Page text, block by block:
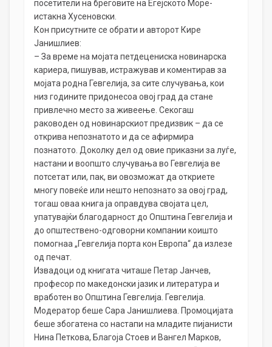
посетители на бреговите на Егејското Море-
истакна Хусеновски.
Кон присутните се обрати и авторот Кире
Јанишлиев:
– За време на мојата петдецениска новинарска
кариера, пишував, истражував и коментирав за
мојата родна Гевгелија, за сите случувања, кои
низ годините придонесоа овој град да стане
привлечно место за живеење. Секогаш
раководен од новинарскиот предизвик – да се
открива непознатото и да се афирмира
познатото. Доколку дел од овие приказни за луѓе,
настани и воопшто случувања во Гевгелија ве
потсетат или, пак, ви овозможат да откриете
многу повеќе или нешто непознато за овој град,
тогаш оваа книга ја оправдува својата цел,
упатувајќи благодарност до Општина Гевгелија и
до општествено-одговорни компании коишто
помогнаа „Гевгелија порта кон Европа“ да излезе
од печат.
Извадоци од книгата читаше Петар Јанчев,
професор по македонски јазик и литература и
вработен во Општина Гевгелија. Гевгелија.
Модератор беше Сара Јанишлиева. Промоцијата
беше збогатена со настапи на младите пијанисти
Нина Петкова, Благоја Стоев и Вангел Марков,